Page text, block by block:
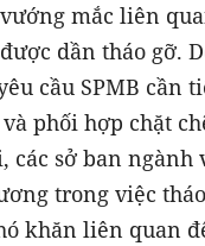
mắc liên
dần tháo gỡ.
cầu SPMB cần
phối hợp chặt
các sở ban ngành
trong việc
khăn liên quan